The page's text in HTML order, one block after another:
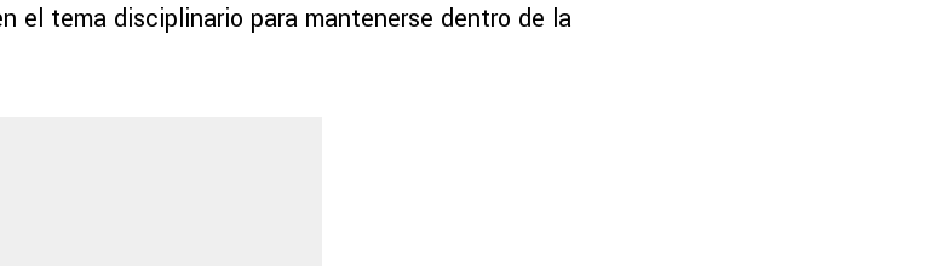
el tema disciplinario para mantenerse dentro de la